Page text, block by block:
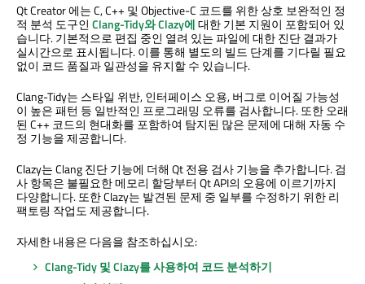
Qt Creator에는 C, C++ 및 Objective-C 코드를 위한 상호 보완적인 정
적 분석 도구인 Clang-Tidy와 Clazy에대한 기본 지원이 포함되어 있
습니다. 기본적으로 편집 중인 열려 있는 파일에 대한 진단 결과가
실시간으로 표시됩니다. 이를 통해 별도의 빌드 단계를 기다릴 필요
없이 코드 품질과 일관성을 유지할 수 있습니다.
Clang-Tidy는 스타일 위반, 인터페이스 오용, 버그로 이어질 가능성
이 높은 패턴 등 일반적인 프로그래밍 오류를 검사합니다. 또한 오래
된 C++ 코드의 현대화를 포함하여 탐지된 많은 문제에 대해 자동 수
정 기능을 제공합니다.
Clazy는 Clang 진단 기능에 더해 Qt 전용 검사 기능을 추가합니다. 검
사 항목은 불필요한 메모리 할당부터 Qt API의 오용에 이르기까지
다양합니다. 또한 Clazy는 발견된 문제 중 일부를 수정하기 위한 리
팩토링 작업도 제공합니다.
자세한 내용은 다음을 참조하십시오:
Clang-Tidy 및 Clazy를 사용하여 코드 분석하기